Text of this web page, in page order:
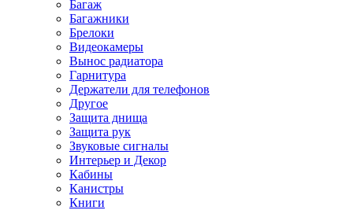
Багаж
Багажники
Брелоки
Видеокамеры
Вынос радиатора
Гарнитура
Держатели для телефонов
Другое
Защита днища
Защита рук
Звуковые сигналы
Интерьер и Декор
Кабины
Канистры
Книги